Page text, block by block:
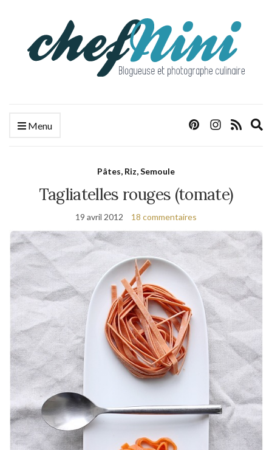
Menu
Pâtes, Riz, Semoule
Tagliatelles rouges (tomate)
19 avril 2012 18 commentaires